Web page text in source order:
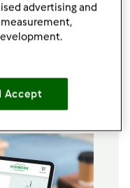
compras
advertising and
I Accept